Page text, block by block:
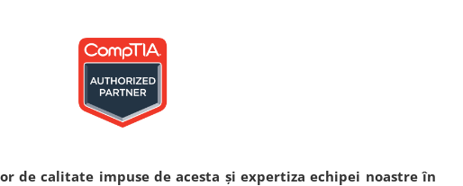
de calitate impuse de acesta și expertiza echipei noastre în